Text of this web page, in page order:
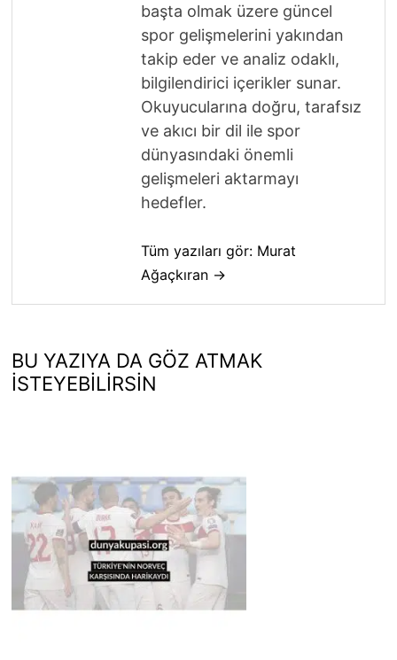
başta olmak üzere güncel
spor gelişmelerini yakından
takip eder ve analiz odaklı,
bilgilendirici içerikler sunar.
Okuyucularına doğru, tarafsız
ve akıcı bir dil ile spor
dünyasındaki önemli
gelişmeleri aktarmayı
hedefler.
Tüm yazıları gör: Murat
Ağaçkıran →
BU YAZIYA DA GÖZ ATMAK
İSTEYEBILIRSIN